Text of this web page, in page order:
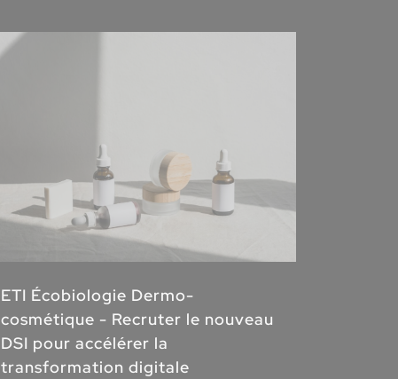
ETI Écobiologie Dermo-
cosmétique - Recruter le nouveau
DSI pour accélérer la
transformation digitale